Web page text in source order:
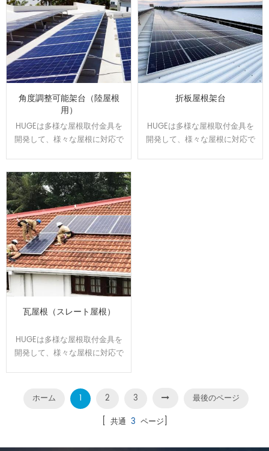
角度調整可能架台（陸屋根
用）
HUGEは多様な屋根取付金具を
開発して、様々な屋根に対応で
計、製造可能です。効率よく、
施工性に優れた架台です。
折板屋根架台
HUGEは多様な屋根取付金具を
開発して、様々な屋根に対応で
瓦屋根（スレート屋根）
HUGEは多様な屋根取付金具を
開発して、様々な屋根に対応で
計、製造可能です。効率よく、
施工性に優れた架台です。
ホーム 1 2 3
最後のページ
[ 共通 3 ページ]